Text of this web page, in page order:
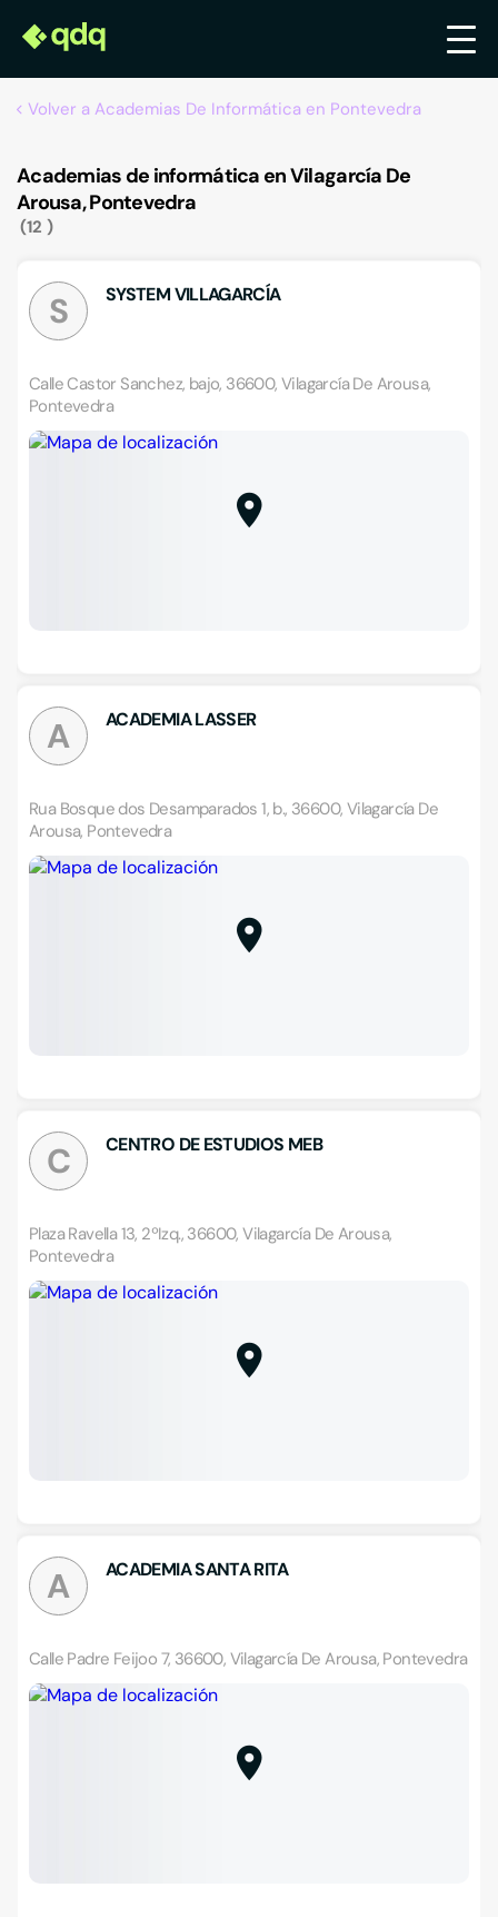
Volver a Academias De Informática en Pontevedra
Academias de informática en Vilagarcía De
Arousa, Pontevedra
12
S SYSTEM VILLAGARCÍA
Calle Castor Sanchez, bajo, 36600, Vilagarcía De Arousa,
Pontevedra
A ACADEMIA LASSER
Rua Bosque dos Desamparados 1, b., 36600, Vilagarcía De
Arousa, Pontevedra
C CENTRO DE ESTUDIOS MEB
Plaza Ravella 13, 2ºIzq., 36600, Vilagarcía De Arousa,
Pontevedra
A ACADEMIA SANTA RITA
Calle Padre Feijoo 7, 36600, Vilagarcía De Arousa, Pontevedra